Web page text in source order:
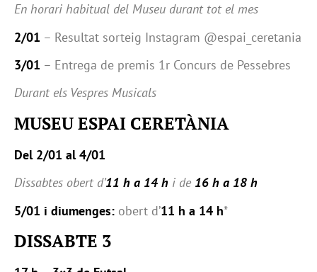
En horari habitual del Museu durant tot el mes
2/01 – Resultat sorteig Instagram @espai_ceretania
3/01 – Entrega de premis 1r Concurs de Pessebres
Durant els Vespres Musicals
MUSEU ESPAI CERETÀNIA
Del 2/01 al 4/01
Dissabtes obert d’11 h a 14 h i de 16 h a 18 h
5/01 i diumenges: obert d’11 h a 14 h*
DISSABTE 3